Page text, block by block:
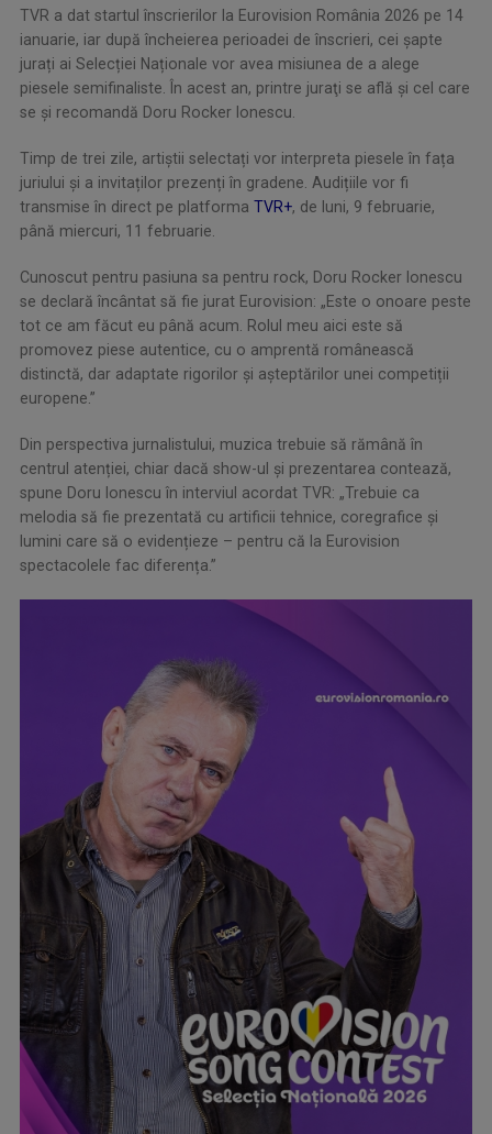
TVR a dat startul înscrierilor la Eurovision România 2026 pe 14
ianuarie, iar după încheierea perioadei de înscrieri, cei șapte
jurați ai Selecției Naționale vor avea misiunea de a alege
piesele semifinaliste. În acest an, printre juraţi se află și cel care
se şi recomandă Doru Rocker Ionescu.
Timp de trei zile, artiștii selectați vor interpreta piesele în fața
juriului și a invitaților prezenți în gradene. Audițiile vor fi
transmise în direct pe platforma TVR+, de luni, 9 februarie,
până miercuri, 11 februarie.
Cunoscut pentru pasiuna sa pentru rock, Doru Rocker Ionescu
se declară încântat să fie jurat Eurovision: „Este o onoare peste
tot ce am făcut eu până acum. Rolul meu aici este să
promovez piese autentice, cu o amprentă românească
distinctă, dar adaptate rigorilor și așteptărilor unei competiții
europene.”
Din perspectiva jurnalistului, muzica trebuie să rămână în
centrul atenției, chiar dacă show-ul și prezentarea contează,
spune Doru Ionescu în interviul acordat TVR: „Trebuie ca
melodia să fie prezentată cu artificii tehnice, coregrafice și
lumini care să o evidențieze – pentru că la Eurovision
spectacolele fac diferența.”